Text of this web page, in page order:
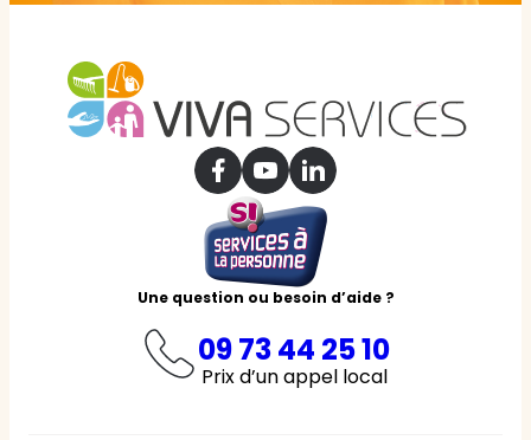
Une question ou besoin d’aide ?
09 73 44 25 10
Prix d’un appel local